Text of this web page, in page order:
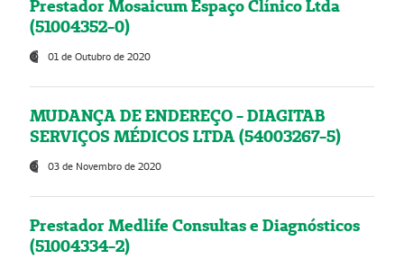
Prestador Mosaicum Espaço Clínico Ltda
(51004352-0)
01 de Outubro de 2020
MUDANÇA DE ENDEREÇO - DIAGITAB
SERVIÇOS MÉDICOS LTDA (54003267-5)
03 de Novembro de 2020
Prestador Medlife Consultas e Diagnósticos
(51004334-2)